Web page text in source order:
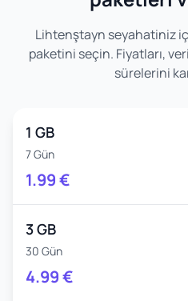
Lihtenştayn seyahatiniz
paketini seçin. Fiyatları,
sürelerini
1 GB
7 Gün
1.99€
3 GB
30 Gün
4.99€